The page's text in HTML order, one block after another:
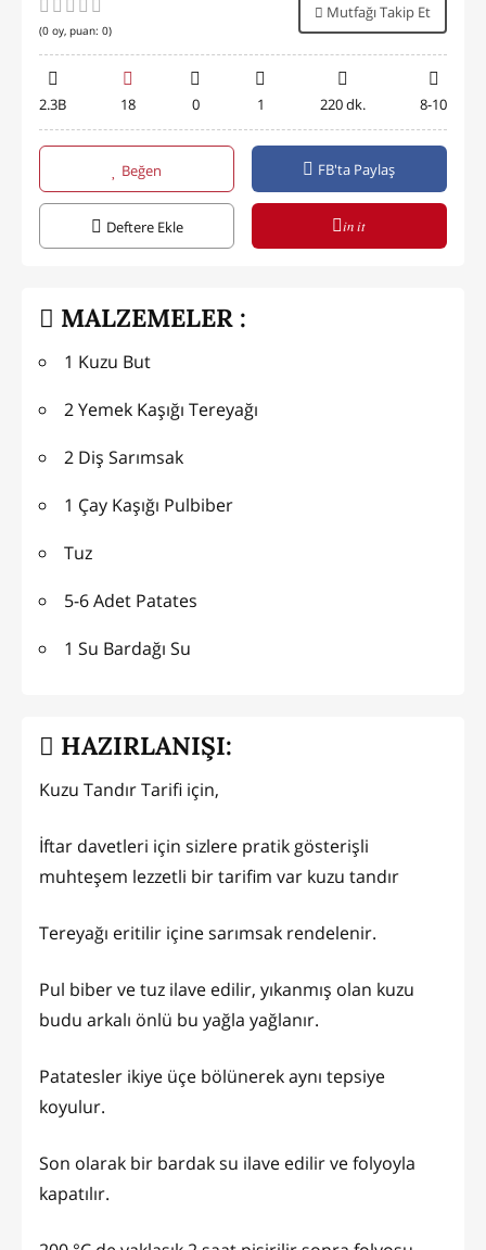
(0 oy, puan: 0)
Mutfağı Takip Et
2.3B 18 0 1 220 dk. 8-10
Beğen FB'ta Paylaş
Deftere Ekle in it
MALZEMELER :
1 Kuzu But
2 Yemek Kaşığı Tereyağı
2 Diş Sarımsak
1 Çay Kaşığı Pulbiber
Tuz
5-6 Adet Patates
1 Su Bardağı Su
HAZIRLANIŞI:
Kuzu Tandır Tarifi için,
İftar davetleri için sizlere pratik gösterişli
muhteşem lezzetli bir tarifim var kuzu tandır
Tereyağı eritilir içine sarımsak rendelenir.
Pul biber ve tuz ilave edilir, yıkanmış olan kuzu
budu arkalı önlü bu yağla yağlanır.
Patatesler ikiye üçe bölünerek aynı tepsiye
koyulur.
Son olarak bir bardak su ilave edilir ve folyoyla
kapatılır.